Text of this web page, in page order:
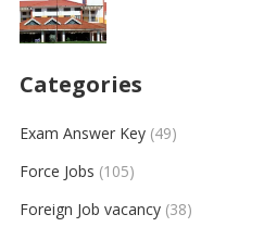
Categories
Exam Answer Key(49)
Force Jobs (105)
Foreign Job vacancy(38)